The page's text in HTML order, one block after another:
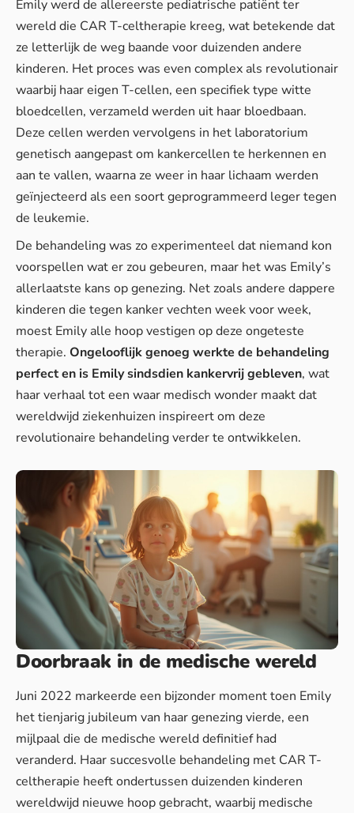
Emily werd de allereerste pediatrische patiënt ter
wereld die CAR T-celtherapie kreeg, wat betekende dat
ze letterlijk de weg baande voor duizenden andere
kinderen. Het proces was even complex als revolutionair
waarbij haar eigen T-cellen, een specifiek type witte
bloedcellen, verzameld werden uit haar bloedbaan.
Deze cellen werden vervolgens in het laboratorium
genetisch aangepast om kankercellen te herkennen en
aan te vallen, waarna ze weer in haar lichaam werden
geïnjecteerd als een soort geprogrammeerd leger tegen
de leukemie.
De behandeling was zo experimenteel dat niemand kon
voorspellen wat er zou gebeuren, maar het was Emily’s
allerlaatste kans op genezing. Net zoals andere dappere
kinderen die tegen kanker vechten week voor week,
moest Emily alle hoop vestigen op deze ongeteste
therapie. Ongelooflijk genoeg werkte de behandeling
perfect en is Emily sindsdien kankervrij gebleven, wat
haar verhaal tot een waar medisch wonder maakt dat
wereldwijd ziekenhuizen inspireert om deze
revolutionaire behandeling verder te ontwikkelen.
Doorbraak in de medische wereld
Juni 2022 markeerde een bijzonder moment toen Emily
het tienjarig jubileum van haar genezing vierde, een
mijlpaal die de medische wereld definitief had
veranderd. Haar succesvolle behandeling met CAR T-
celtherapie heeft ondertussen duizenden kinderen
wereldwijd nieuwe hoop gebracht, waarbij medische